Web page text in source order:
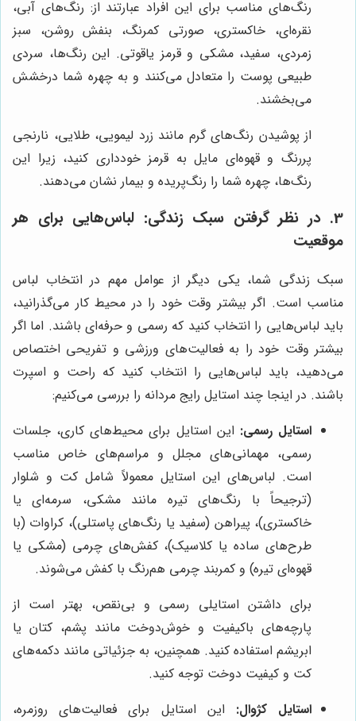
رنگ‌های مناسب برای این افراد عبارتند از: رنگ‌های آبی،
نقره‌ای، خاکستری، صورتی کمرنگ، بنفش روشن، سبز
زمردی، سفید، مشکی و قرمز یاقوتی. این رنگ‌ها، سردی
طبیعی پوست را متعادل می‌کنند و به چهره شما درخشش
می‌بخشند.
از پوشیدن رنگ‌های گرم مانند زرد لیمویی، طلایی، نارنجی
پررنگ و قهوه‌ای مایل به قرمز خودداری کنید، زیرا این
رنگ‌ها، چهره شما را رنگ‌پریده و بیمار نشان می‌دهند.
3. در نظر گرفتن سبک زندگی: لباس‌هایی برای هر
موقعیت
سبک زندگی شما، یکی دیگر از عوامل مهم در انتخاب لباس
مناسب است. اگر بیشتر وقت خود را در محیط کار می‌گذرانید،
باید لباس‌هایی را انتخاب کنید که رسمی و حرفه‌ای باشند. اما اگر
بیشتر وقت خود را به فعالیت‌های ورزشی و تفریحی اختصاص
می‌دهید، باید لباس‌هایی را انتخاب کنید که راحت و اسپرت
باشند. در اینجا چند استایل رایج مردانه را بررسی می‌کنیم:
استایل رسمی: این استایل برای محیط‌های کاری، جلسات
رسمی، مهمانی‌های مجلل و مراسم‌های خاص مناسب
است. لباس‌های این استایل معمولاً شامل کت و شلوار
(ترجیحاً با رنگ‌های تیره مانند مشکی، سرمه‌ای یا
خاکستری)، پیراهن (سفید یا رنگ‌های پاستلی)، کراوات (با
طرح‌های ساده یا کلاسیک)، کفش‌های چرمی (مشکی یا
قهوه‌ای تیره) و کمربند چرمی هم‌رنگ با کفش می‌شوند.
برای داشتن استایلی رسمی و بی‌نقص، بهتر است از
پارچه‌های باکیفیت و خوش‌دوخت مانند پشم، کتان یا
ابریشم استفاده کنید. همچنین، به جزئیاتی مانند دکمه‌های
کت و کیفیت دوخت توجه کنید.
استایل کژوال: این استایل برای فعالیت‌های روزمره،